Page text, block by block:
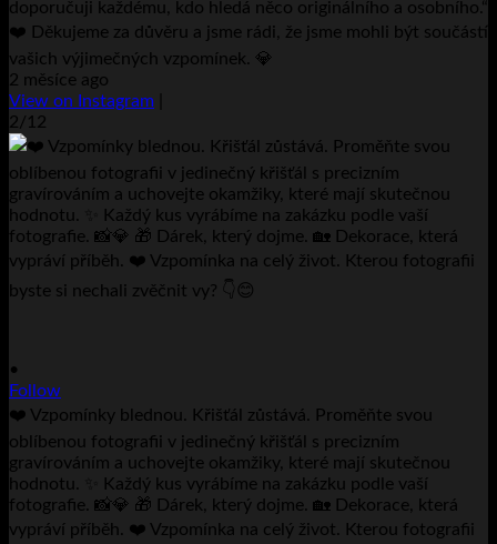
doporučuji každému, kdo hledá něco originálního a osobního.“
❤️ Děkujeme za důvěru a jsme rádi, že jsme mohli být součástí
vašich výjimečných vzpomínek. 💎
2 měsíce ago
View on Instagram
2/12
•
Follow
❤️ Vzpomínky blednou. Křišťál zůstává. Proměňte svou
oblíbenou fotografii v jedinečný křišťál s precizním
gravírováním a uchovejte okamžiky, které mají skutečnou
hodnotu. ✨ Každý kus vyrábíme na zakázku podle vaší
fotografie. 📸💎 🎁 Dárek, který dojme. 🏡 Dekorace, která
vypráví příběh. ❤️ Vzpomínka na celý život. Kterou fotografii